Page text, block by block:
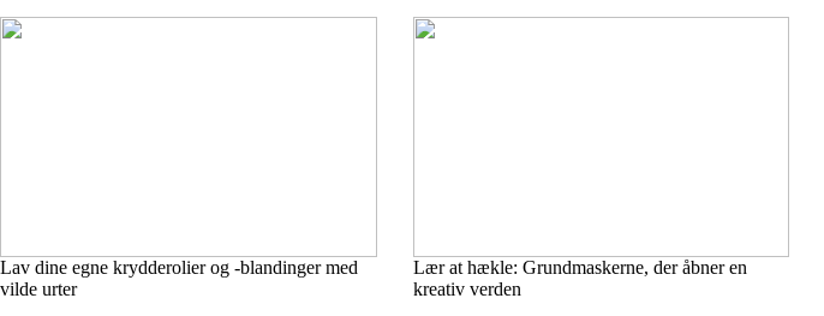
Lav dine egne krydderolier og -blandinger med
vilde urter
Lær at hækle: Grundmaskerne, der åbner en
kreativ verden